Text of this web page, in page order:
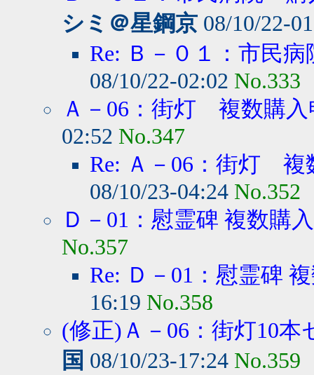
シミ＠星鋼京 08/10/22-
Re: Ｂ－０１：市民
08/10/22-02:02 No.333
Ａ－06：街灯 複数購入
02:52 No.347
Re: Ａ－06：街灯 複
08/10/23-04:24 No.352
Ｄ－01：慰霊碑 複数購入
No.357
Re: Ｄ－01：慰霊碑
16:19 No.358
(修正)Ａ－06：街灯10本
国 08/10/23-17:24 No.359